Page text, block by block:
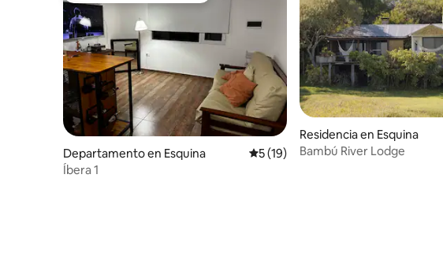
Departamento en Esquina Calificación promedio: 5 de 5; 19
5 (19)
Íbera 1
Residencia en Esquina
Bambú River Lodge